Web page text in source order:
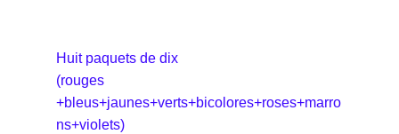
Huit paquets de dix
(rouges
+bleus+jaunes+verts+bicolores+roses+marro
ns+violets)